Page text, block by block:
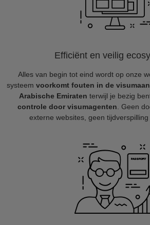
Efficiënt en veilig
Alles van begin tot eind wordt op onze
systeem voorkomt fouten in de
Arabische Emiraten terwijl je bezig
controle door visumagenten . Geen
externe websites, geen tijdverspilling